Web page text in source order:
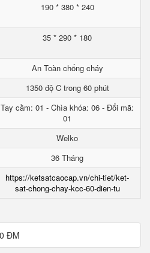
190 * 380 * 240
35 * 290 * 180
An Toàn chống cháy
1350 độ C trong 60 phút
Tay cầm: 01 - Chìa khóa: 06 - Đổi mã:
01
Welko
36 Tháng
https://ketsatcaocap.vn/chi-tiet/ket-
sat-chong-chay-kcc-60-dien-tu